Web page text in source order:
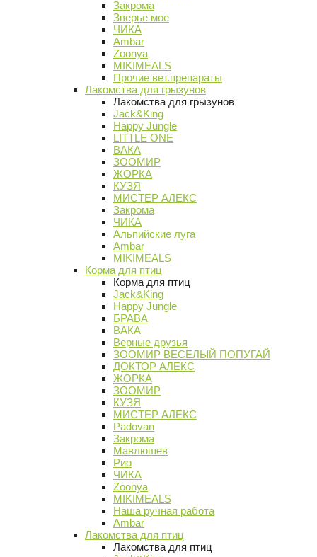
Закрома
Зверье мое
ЧИКА
Ambar
Zoonya
MIKIMEALS
Прочие вет.препараты
Лакомства для грызунов
Лакомства для грызунов
Jack&King
Happy Jungle
LITTLE ONE
ВАКА
ЗООМИР
ЖОРКА
КУЗЯ
МИСТЕР АЛЕКС
Закрома
ЧИКА
Альпийские луга
Ambar
MIKIMEALS
Корма для птиц
Корма для птиц
Jack&King
Happy Jungle
БРАВА
ВАКА
Верные друзья
ЗООМИР ВЕСЕЛЫЙ ПОПУГАЙ
ДОКТОР АЛЕКС
ЖОРКА
ЗООМИР
КУЗЯ
МИСТЕР АЛЕКС
Padovan
Закрома
Мавлюшев
Рио
ЧИКА
Zoonya
MIKIMEALS
Наша ручная работа
Ambar
Лакомства для птиц
Лакомства для птиц